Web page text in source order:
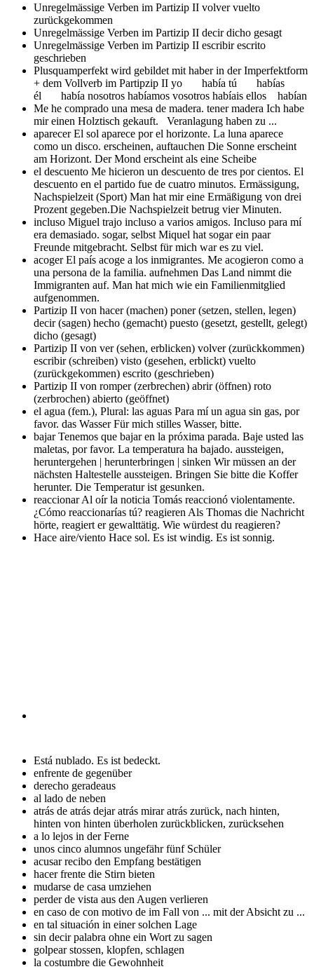
Unregelmässige Verben im Partizip II volvervuelto
zurückgekommen
Unregelmässige Verben im Partizip II decirdicho gesagt
Unregelmässige Verben im Partizip II escribirescrito
geschrieben
Plusquamperfekt wird gebildet mit haber in der Imperfektform
+ dem Vollverb im Partipzip II yo había tú habías
él había nosotros habíamos vosotros habíais ellos habían
Me he comprado una mesa de madera. tener madera Ich habe
mir einen Holztisch gekauft. Veranlagung haben zu ...
aparecer El sol aparece por el horizonte. La luna aparece
como un disco. erscheinen, auftauchen Die Sonne erscheint
am Horizont. Der Mond erscheint als eine Scheibe
el descuento Me hicieron un descuento de tres por cientos. El
descuento en el partido fue de cuatro minutos. Ermässigung,
Nachspielzeit (Sport) Man hat mir eine Ermäßigung von drei
Prozent gegeben.Die Nachspielzeit betrug vier Minuten.
incluso Miguel trajo incluso a varios amigos. Incluso para mí
era demasiado. sogar, selbst Miquel hat sogar ein paar
Freunde mitgebracht. Selbst für mich war es zu viel.
acoger El país acoge a los inmigrantes. Me acogieron como a
una persona de la familia. aufnehmen Das Land nimmt die
Immigranten auf. Man hat mich wie ein Familienmitglied
aufgenommen.
Partizip II von hacer (machen) poner (setzen, stellen, legen)
decir (sagen) hecho (gemacht) puesto (gesetzt, gestellt, gelegt)
dicho (gesagt)
Partizip II von ver (sehen, erblicken) volver (zurückkommen)
escribir (schreiben) visto (gesehen, erblickt) vuelto
(zurückgekommen) escrito (geschrieben)
Partizip II von romper (zerbrechen) abrir (öffnen) roto
(zerbrochen) abierto (geöffnet)
el agua (fem.), Plural: las aguas Para mí un agua sin gas, por
favor. das Wasser Für mich stilles Wasser, bitte.
bajar Tenemos que bajar en la próxima parada. Baje usted las
maletas, por favor. La temperatura ha bajado. aussteigen,
heruntergehen | herunterbringen | sinken Wir müssen an der
nächsten Haltestelle aussteigen. Bringen Sie bitte die Koffer
herunter. Die Temperatur ist gesunken.
reaccionar Al oír la noticia Tomás reaccionó violentamente.
¿Cómo reaccionarías tú? reagieren Als Thomas die Nachricht
hörte, reagiert er gewalttätig. Wie würdest du reagieren?
Hace aire/viento Hace sol. Es ist windig. Es ist sonnig.
Está nublado. Es ist bedeckt.
enfrente de gegenüber
derecho geradeaus
al lado de neben
atrás de atrás dejar atrás mirar atrás zurück, nach hinten,
hinten von hinten überholen zurückblicken, zurücksehen
a lo lejos in der Ferne
unos cinco alumnos ungefähr fünf Schüler
acusar recibo den Empfang bestätigen
hacer frente die Stirn bieten
mudarse de casa umziehen
perder de vista aus den Augen verlieren
en caso de con motivo de im Fall von ... mit der Absicht zu ...
en tal situación in einer solchen Lage
sin decir palabra ohne ein Wort zu sagen
golpearstossen, klopfen, schlagen
la costumbre die Gewohnheit